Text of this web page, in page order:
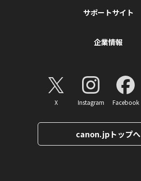
サポートサイト
企業情報
X Instagram Facebook
canon.jpトップへ